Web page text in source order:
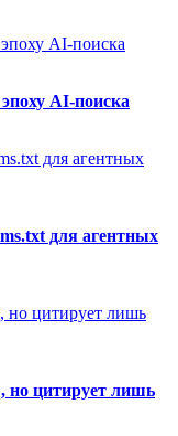
AI‑поиска
для агентных
но цитирует лишь